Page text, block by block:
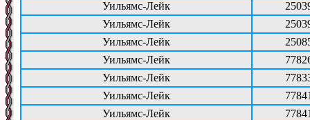
Уильямс-Лейк
Уильямс-Лейк
Уильямс-Лейк
Уильямс-Лейк
Уильямс-Лейк
Уильямс-Лейк
Уильямс-Лейк